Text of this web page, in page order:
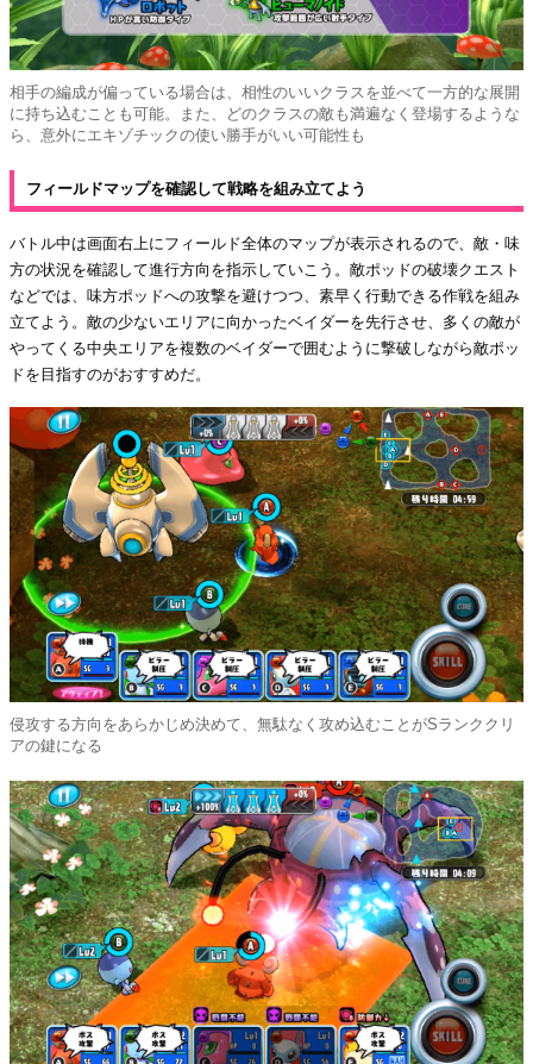
相手の編成が偏っている場合は、相性のいいクラスを並べて一方的な展開
に持ち込むことも可能。また、どのクラスの敵も満遍なく登場するような
ら、意外にエキゾチックの使い勝手がいい可能性も
フィールドマップを確認して戦略を組み立てよう
バトル中は画面右上にフィールド全体のマップが表示されるので、敵・味
方の状況を確認して進行方向を指示していこう。敵ポッドの破壊クエスト
などでは、味方ポッドへの攻撃を避けつつ、素早く行動できる作戦を組み
立てよう。敵の少ないエリアに向かったベイダーを先行させ、多くの敵が
やってくる中央エリアを複数のベイダーで囲むように撃破しながら敵ポッ
ドを目指すのがおすすめだ。
侵攻する方向をあらかじめ決めて、無駄なく攻め込むことがSランククリ
アの鍵になる